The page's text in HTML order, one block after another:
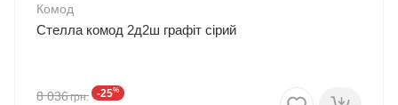
Комод
Стелла комод 2д2ш графіт сірий
8 036 -25%